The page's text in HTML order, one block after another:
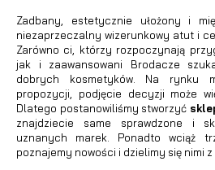
Zadbany, estetycznie ułożony i
niezaprzeczalny wizerunkowy atut i
Zarówno ci, którzy rozpoczynają
jak i zaawansowani Brodacze
dobrych kosmetyków. Na rynku
propozycji, podjęcie decyzji może
Dlatego postanowiliśmy stworzyć
znajdziecie same sprawdzone i
uznanych marek. Ponadto wciąż
poznajemy nowości i dzielimy się nimi z